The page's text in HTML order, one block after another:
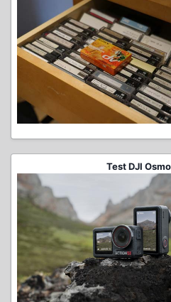
Test DJI